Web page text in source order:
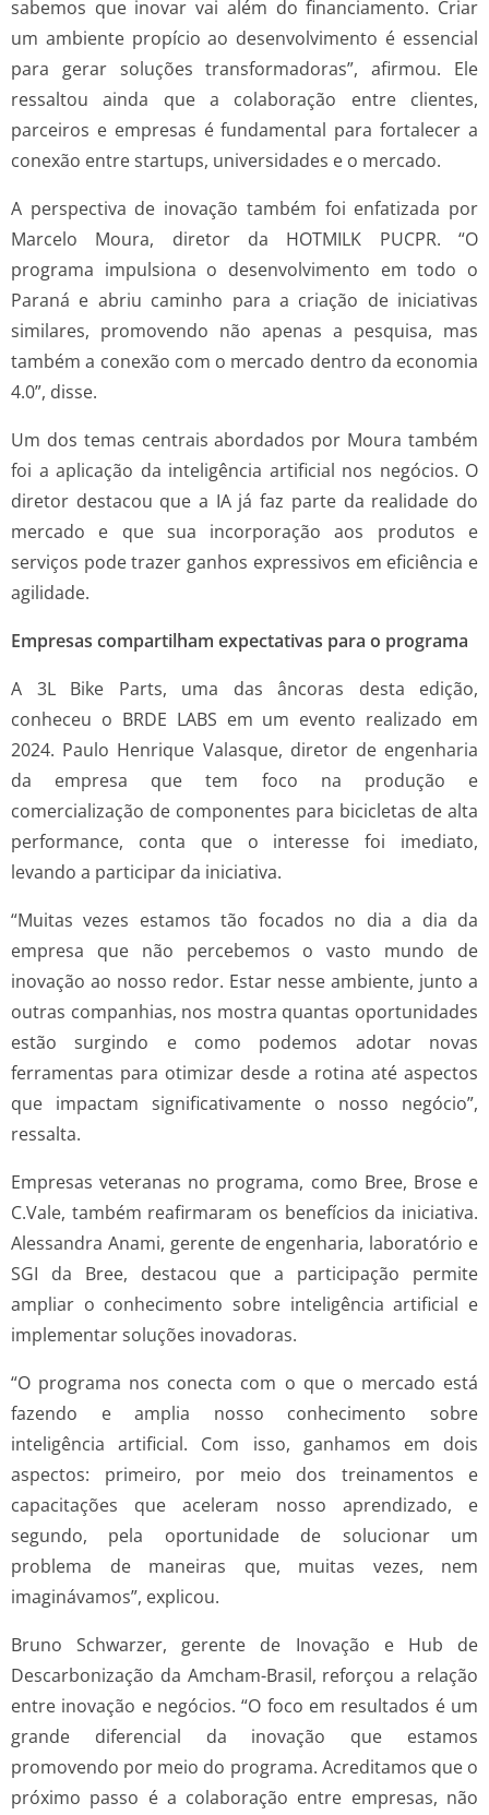
sabemos que inovar vai além do financiamento. Criar
um ambiente propício ao desenvolvimento é essencial
para gerar soluções transformadoras”, afirmou. Ele
ressaltou ainda que a colaboração entre clientes,
parceiros e empresas é fundamental para fortalecer a
conexão entre startups, universidades e o mercado.
A perspectiva de inovação também foi enfatizada por
Marcelo Moura, diretor da HOTMILK PUCPR. “O
programa impulsiona o desenvolvimento em todo o
Paraná e abriu caminho para a criação de iniciativas
similares, promovendo não apenas a pesquisa, mas
também a conexão com o mercado dentro da economia
4.0”, disse.
Um dos temas centrais abordados por Moura também
foi a aplicação da inteligência artificial nos negócios. O
diretor destacou que a IA já faz parte da realidade do
mercado e que sua incorporação aos produtos e
serviços pode trazer ganhos expressivos em eficiência e
agilidade.
Empresas compartilham expectativas para o programa
A 3L Bike Parts, uma das âncoras desta edição,
conheceu o BRDE LABS em um evento realizado em
2024. Paulo Henrique Valasque, diretor de engenharia
da empresa que tem foco na produção e
comercialização de componentes para bicicletas de alta
performance, conta que o interesse foi imediato,
levando a participar da iniciativa.
“Muitas vezes estamos tão focados no dia a dia da
empresa que não percebemos o vasto mundo de
inovação ao nosso redor. Estar nesse ambiente, junto a
outras companhias, nos mostra quantas oportunidades
estão surgindo e como podemos adotar novas
ferramentas para otimizar desde a rotina até aspectos
que impactam significativamente o nosso negócio”,
ressalta.
Empresas veteranas no programa, como Bree, Brose e
C.Vale, também reafirmaram os benefícios da iniciativa.
Alessandra Anami, gerente de engenharia, laboratório e
SGI da Bree, destacou que a participação permite
ampliar o conhecimento sobre inteligência artificial e
implementar soluções inovadoras.
“O programa nos conecta com o que o mercado está
fazendo e amplia nosso conhecimento sobre
inteligência artificial. Com isso, ganhamos em dois
aspectos: primeiro, por meio dos treinamentos e
capacitações que aceleram nosso aprendizado, e
segundo, pela oportunidade de solucionar um
problema de maneiras que, muitas vezes, nem
imaginávamos”, explicou.
Bruno Schwarzer, gerente de Inovação e Hub de
Descarbonização da Amcham-Brasil, reforçou a relação
entre inovação e negócios. “O foco em resultados é um
grande diferencial da inovação que estamos
promovendo por meio do programa. Acreditamos que o
próximo passo é a colaboração entre empresas, não